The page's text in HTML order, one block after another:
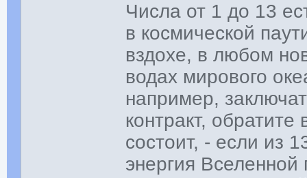
Числа от 1 до 13
в космической
вздохе, в любом
водах мирового
например,
контракт,
состоит, - если из
энергия